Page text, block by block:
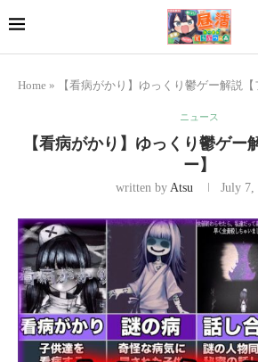
Home » 【看病がかり】ゆっくり鬱ゲー解説【
ニュース
【看病がかり】ゆっくり鬱ゲー
ー】
written by Atsu July 7,